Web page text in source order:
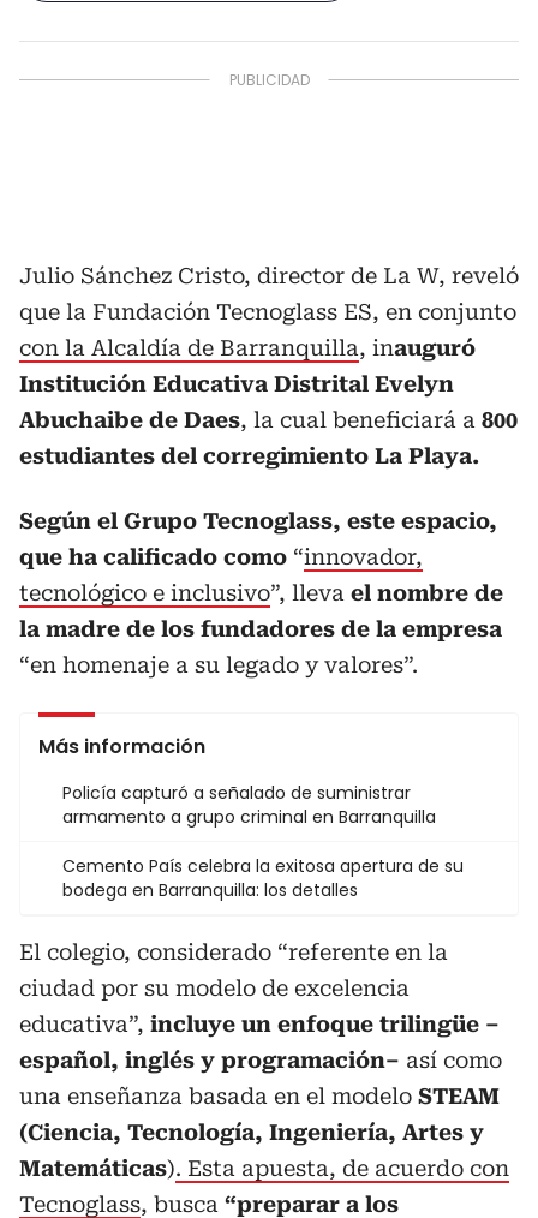
Julio Sánchez Cristo, director de La W, reveló
que la Fundación Tecnoglass ES, en conjunto
con la Alcaldía de Barranquilla, inauguró
Institución Educativa Distrital Evelyn
Abuchaibe de Daes, la cual beneficiará a 800
estudiantes del corregimiento La Playa.
Según el Grupo Tecnoglass, este espacio,
que ha calificado como “innovador,
tecnológico e inclusivo”, lleva el nombre de
la madre de los fundadores de la empresa
“en homenaje a su legado y valores”.
Más información
Policía capturó a señalado de suministrar
armamento a grupo criminal en Barranquilla
Cemento País celebra la exitosa apertura de su
bodega en Barranquilla: los detalles
El colegio, considerado “referente en la
ciudad por su modelo de excelencia
educativa”, incluye un enfoque trilingüe –
español, inglés y programación– así como
una enseñanza basada en el modelo STEAM
(Ciencia, Tecnología, Ingeniería, Artes y
Matemáticas). Esta apuesta, de acuerdo con
Tecnoglass, busca “preparar a los